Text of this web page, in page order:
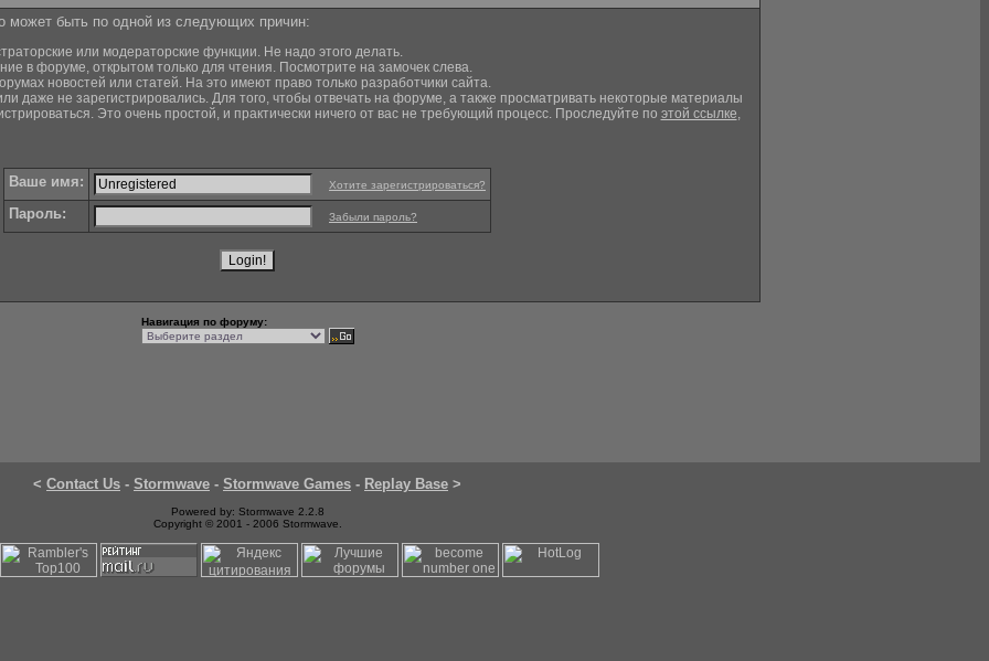
может быть по одной из следующих причин:
или модераторские функции. Не надо этого делать.
в форуме, открытом только для чтения. Посмотрите на замочек слева.
новостей или статей. На это имеют право только разработчики сайта.
даже не зарегистрировались. Для того, чтобы отвечать на форуме, а также просматривать некоторые материалы
Это очень простой, и практически ничего от вас не требующий процесс. Проследуйте по этой ссылке,
Ваше имя: Хотите зарегистрироваться?
Пароль: Забыли пароль?
Навигация по форуму:
< Contact Us - Stormwave - Stormwave Games - Replay Base >
Powered by: Stormwave 2.2.8
Copyright © 2001 - 2006 Stormwave.